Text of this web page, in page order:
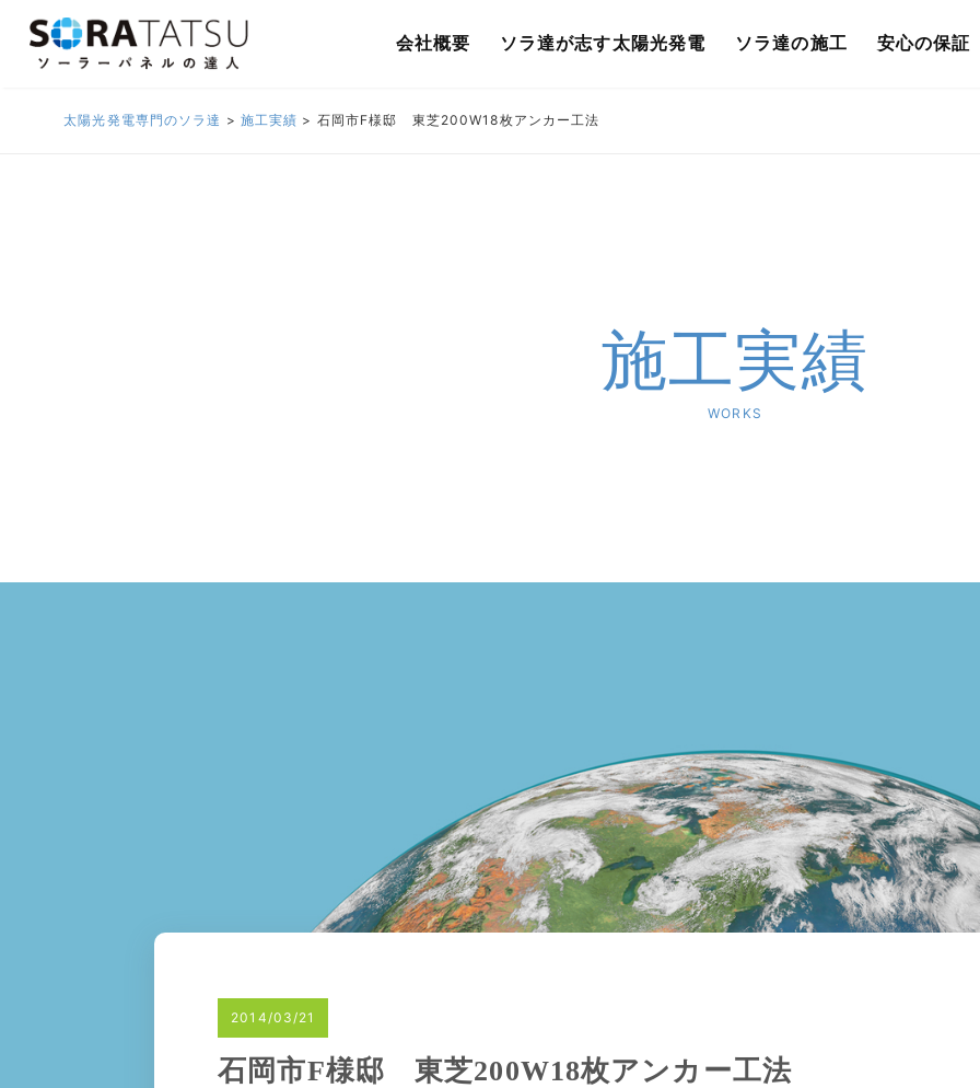
会社概要 ソラ達が志す太陽光発電 ソラ達の施工 安心の保証
太陽光発電専門のソラ達 > 施工実績 > 石岡市F様邸 東芝200W18枚アンカー工法
施工実績
WORKS
2014/03/21
石岡市F様邸 東芝200W18枚アンカー工法